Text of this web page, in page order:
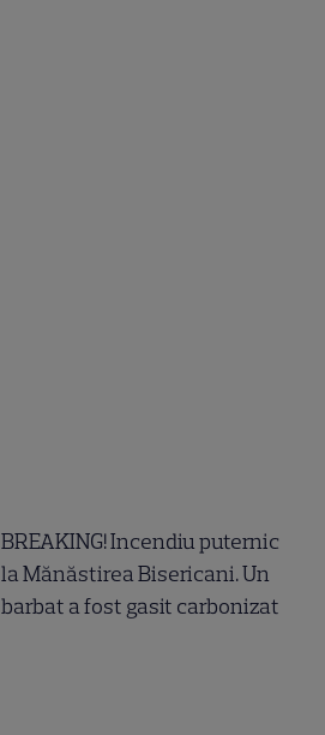
BREAKING! Incendiu puternic
la Mănăstirea Bisericani. Un
barbat a fost gasit carbonizat